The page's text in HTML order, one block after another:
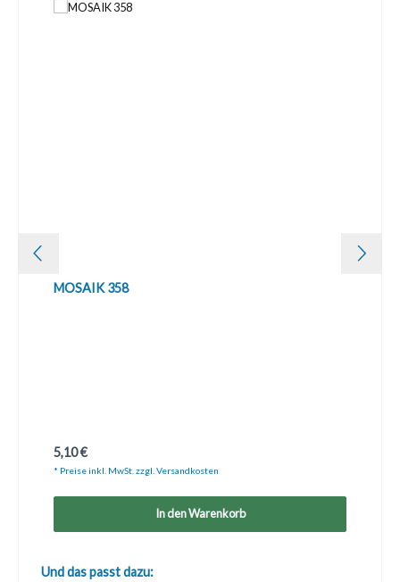
MOSAIK 358
Regulärer Preis:
5,10 €
* Preise inkl. MwSt. zzgl. Versandkosten
In den Warenkorb
Produktgalerie überspringen
Und das passt dazu: